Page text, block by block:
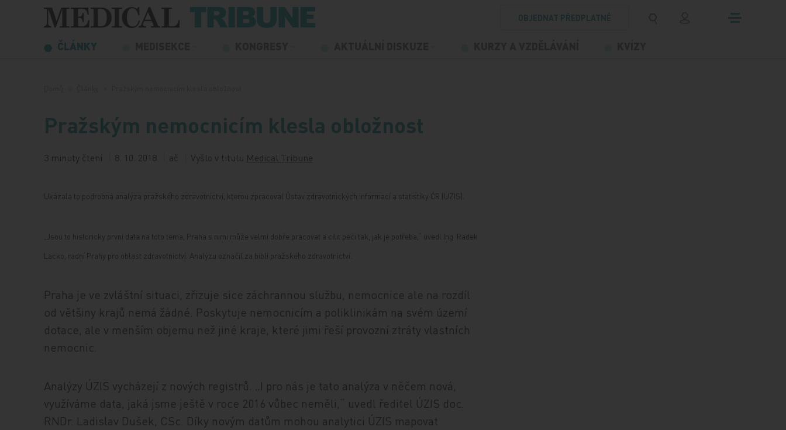
Přeskočit na obsah
OBJEDNAT PŘEDPLATNÉ
ČLÁNKY
Pražským nemocnicím klesla obložnost
3 minuty čtení 8. 10. 2018 ač Vyšlo v titulu Medical Tribune
Ukázala to podrobná analýza pražského zdravotnictví, kterou zpracoval Ústav zdravotnických informací a statistiky ČR (ÚZIS).
„Jsou to historicky první data na toto téma, Praha s nimi může velmi dobře pracovat a cílit péči tak, jak je potřeba,“ uvedl Ing. Radek
Lacko, radní Prahy pro oblast zdravotnictví. Analýzu označil za bibli pražského zdravotnictví.
Praha je ve zvláštní situaci, zřizuje sice záchrannou službu, nemocnice ale na rozdíl
od většiny krajů nemá žádné. Poskytuje nemocnicím a poliklinikám na svém území
dotace, ale v menším objemu než jiné kraje, které jimi řeší provozní ztráty vlastních
nemocnic.
Analýzy ÚZIS vycházejí z nových registrů. „I pro nás je tato analýza v něčem nová,
využíváme data, jaká jsme ještě v roce 2016 vůbec neměli,“ uvedl ředitel ÚZIS doc.
RNDr. Ladislav Dušek, CSc. Díky novým datům mohou analytici ÚZIS mapovat